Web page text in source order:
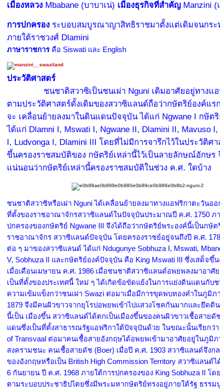
เมืองหลวง Mbabane (บาบาเน่) เมืองธุรกิจที่สำคัญ Manzini
การปกครอง ระบอบสมบูรณาญาสิทธิราชมาตั้งแต่เดิมจนกร
ภายใต้ราชวงศ์ Dlamini
ภาษาราชการ คือ Siswati และ English
ประวัติศาสตร์
ชนชาติสวาซิเป็นชนเผ่า Nguni เดิมอาศัยอยู่ทางแอ
ตามประวัติศาสตร์ดั้งเดิมของสวาซิแลนด์ถือว่ากษัตริย์องค์แ
จะ เคลื่อนย้ายลงมาในดินแดนปัจจุบัน ได้แก่ Ngwane I กษัต
ได้แก่ Dlamni I, Mswati I, Ngwane II, Dlamini II, Mavuso I,
I, Ludvonga I, Dlamini III โดยที่ไม่มีการจารึกไว้ในประวัติศ
ขึ้นครองราชสมบัติของ กษัตริย์เหล่านี้ไว้เป็นลายลักษณ์อักษร
แน่นอนว่ากษัตริย์เหล่านี้ครองราชสมบัติในช่วง ค.ศ. ใดบ้าง
ชนชาติสวาซิหรือเผ่า Nguni ได้เคลื่อนย้ายลงมาทางแอฟริกาตะวันออ
ที่ตั้งของราชอาณาจักรสวาซิแลนด์ในปัจจุบันประมาณปี ค.ศ. 1750 ภ
ปกครองของกษัตริย์ Ngwane III จึงได้ถือว่ากษัตริย์พระองค์นี้เป็นกษั
ราชอาณาจักร สวาซิแลนด์ปัจจุบัน โดยครองราชย์อยู่จนถึงปี ค.ศ.
ต่อ ๆ มาของสวาซิแลนด์ ได้แก่ Ndugunye Sobhuza I, Mswati,
V, Sobhuza II และกษัตริย์องค์ปัจจุบัน คือ King Mswati III ซึ่งเสด็จขึ้
เมื่อเดือนเมษายน ค.ศ. 1986 เมื่อชนชาติสวาซิแลนด์อพยพลงมาอาศั
เป็นที่ตั้งของประเทศนี้ ใหม่ ๆ ได้เกิดข้อขัดแย้งในการแย่งดินแดนกับ
ความเข้มแข็งกว่าชนเผ่า Swazi ต่อมาเมื่อมีการขุดพบทองคำในภูมิภ
1879 จึงมีคนผิวขาวจากยุโรปอพยพเข้าไปแสวงโชคกันมากและยึด
นี้เป็น เมืองขึ้น สวาซิแลนด์ได้ตกเป็นเมืองขึ้นของคนผิวขาวเชื้อสายดั
แดนซึ่งเป็นที่ตั้งสาธารณรัฐแอฟริกาใต้ปัจจุบันด้วย ในขณะนั้นเรียกว่า
of Transvaal ต่อมาคนเชื้อสายอังกฤษได้อพยพเข้ามาอาศัยอยู่ในภูมิ
สงครามชนะ คนเชื้อสายดัช (Boer) เมื่อปี ค.ศ. 1903 สวาซิแลนด์จึงก
ของอังกฤษหรือเป็น British High Commission Territory สวาซิแลนด์ไ
6 กันยายน ปี ค.ศ. 1968 ภายใต้การปกครองของ King Sobhuza II โด
ตามระบอบประชาธิปไตยซึ่งมีพระมหากษัตริย์ทรงอยู่ภายใต้รัฐ ธรร